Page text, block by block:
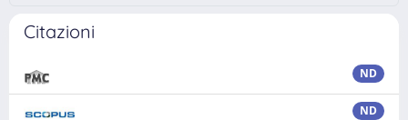
Citazioni
ND
ND